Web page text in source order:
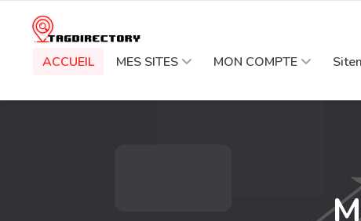
ACCUEIL MES SITES MON COMPTE